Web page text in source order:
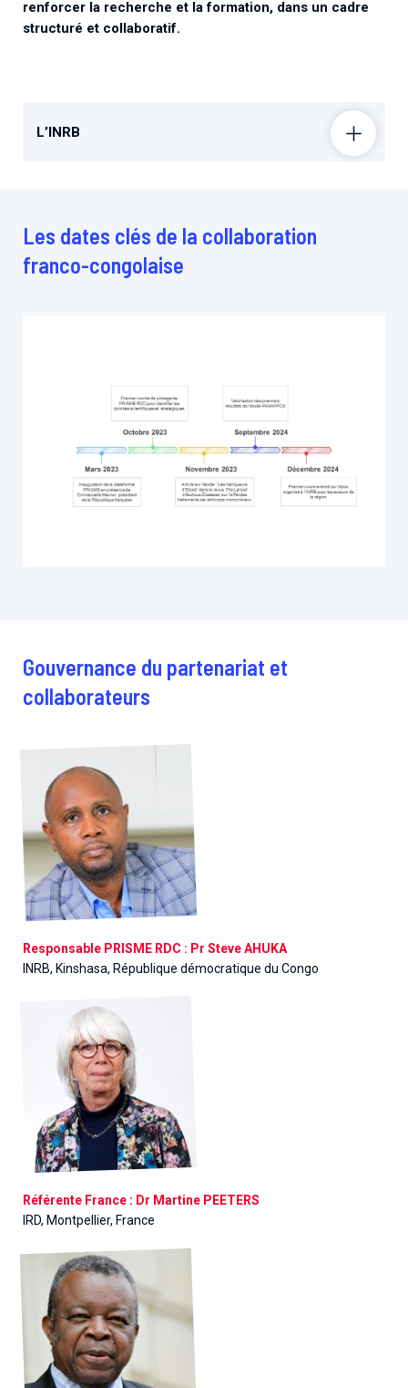
renforcer la recherche et la formation, dans un cadre
structuré et collaboratif.
L’INRB
Les dates clés de la collaboration
franco-congolaise
Gouvernance du partenariat et
collaborateurs
Responsable PRISME RDC : Pr Steve AHUKA
INRB, Kinshasa, République démocratique du Congo
Référente France : Dr Martine PEETERS
IRD, Montpellier, France